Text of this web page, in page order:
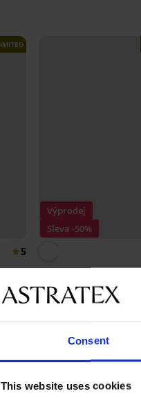
Consent
This website uses cookies
5
Výprodej
Sleva -50%
Bavlněné pyžamo
dlouhé I
500 Kč999 Kč